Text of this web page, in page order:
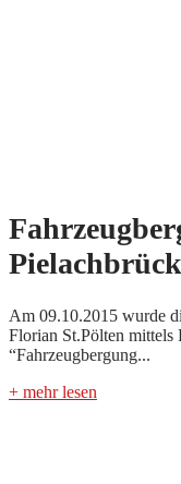
Am 09.10.2015 wurde
Florian St.Pölten mittels
“Fahrzeugbergung...
+ mehr lesen